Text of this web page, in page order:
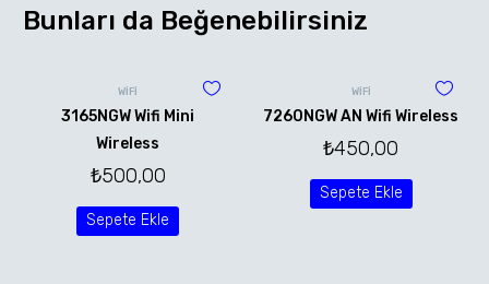
Bunları da Beğenebilirsiniz
WİFİ
3165NGW Wifi Mini
Wireless
₺500,00
Sepete Ekle
WİFİ
7260NGW AN Wifi Wireless
₺450,00
Sepete Ekle